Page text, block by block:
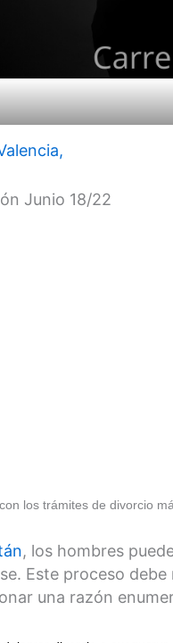
Junio 18/22
los trámites de divorcio
, los hombres
Este proceso
una razón